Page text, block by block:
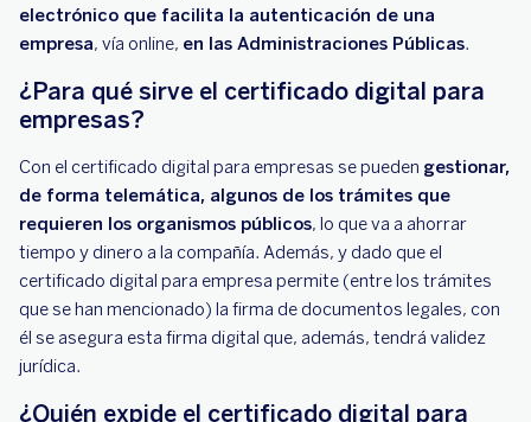
electrónico que facilita la autenticación de una
empresa, vía online, en las Administraciones Públicas.
¿Para qué sirve el certificado digital para
empresas?
Con el certificado digital para empresas se pueden gestionar,
de forma telemática, algunos de los trámites que
requieren los organismos públicos, lo que va a ahorrar
tiempo y dinero a la compañía. Además, y dado que el
certificado digital para empresa permite (entre los trámites
que se han mencionado) la firma de documentos legales, con
él se asegura esta firma digital que, además, tendrá validez
jurídica.
¿Quién expide el certificado digital para